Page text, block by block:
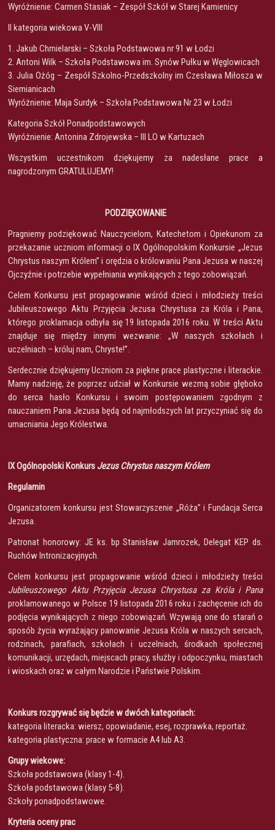
Wyróżnienie: Carmen Stasiak – Zespół Szkół w Starej Kamienicy
II kategoria wiekowa V-VIII
1. Jakub Chmielarski – Szkoła Podstawowa nr 91 w Łodzi
2. Antoni Wilk – Szkoła Podstawowa im. Synów Pułku w Węglowicach
3. Julia Ożóg – Zespół Szkolno-Przedszkolny im Czesława Miłosza w
Siemianicach
Wyróżnienie: Maja Surdyk – Szkoła Podstawowa Nr 23 w Łodzi
Kategoria Szkół Ponadpodstawowych
Wyróżnienie: Antonina Zdrojewska – III LO w Kartuzach
Wszystkim uczestnikom dziękujemy za nadesłane prace a
nagrodzonym GRATULUJEMY!
PODZIĘKOWANIE
Pragniemy podziękować Nauczycielom, Katechetom i Opiekunom za
przekazanie uczniom informacji o IX Ogólnopolskim Konkursie „Jezus
Chrystus naszym Królem” i orędzia o królowaniu Pana Jezusa w naszej
Ojczyźnie i potrzebie wypełniania wynikających z tego zobowiązań.
Celem Konkursu jest propagowanie wśród dzieci i młodzieży treści
Jubileuszowego Aktu Przyjęcia Jezusa Chrystusa za Króla i Pana,
którego proklamacja odbyła się 19 listopada 2016 roku. W treści Aktu
znajduje się między innymi wezwanie: „W naszych szkołach i
uczelniach – króluj nam, Chryste!”.
Serdecznie dziękujemy Uczniom za piękne prace plastyczne i literackie.
Mamy nadzieję, że poprzez udział w Konkursie wezmą sobie głęboko
do serca hasło Konkursu i swoim postępowaniem zgodnym z
nauczaniem Pana Jezusa będą od najmłodszych lat przyczyniać się do
umacniania Jego Królestwa.
IX Ogólnopolski Konkurs Jezus Chrystus naszym Królem
Regulamin
Organizatorem konkursu jest Stowarzyszenie „Róża” i Fundacja Serca
Jezusa.
Patronat honorowy: JE ks. bp Stanisław Jamrozek, Delegat KEP ds.
Ruchów Intronizacyjnych.
Celem konkursu jest propagowanie wśród dzieci i młodzieży treści
Jubileuszowego Aktu Przyjęcia Jezusa Chrystusa za Króla i Pana
proklamowanego w Polsce 19 listopada 2016 roku i zachęcenie ich do
podjęcia wynikających z niego zobowiązań. Wzywają one do starań o
sposób życia wyrażający panowanie Jezusa Króla w naszych sercach,
rodzinach, parafiach, szkołach i uczelniach, środkach społecznej
komunikacji, urzędach, miejscach pracy, służby i odpoczynku, miastach
i wioskach oraz w całym Narodzie i Państwie Polskim.
Konkurs rozgrywać się będzie w dwóch kategoriach:
kategoria literacka: wiersz, opowiadanie, esej, rozprawka, reportaż.
kategoria plastyczna: prace w formacie A4 lub A3.
Grupy wiekowe:
Szkoła podstawowa (klasy 1-4).
Szkoła podstawowa (klasy 5-8).
Szkoły ponadpodstawowe.
Kryteria oceny prac